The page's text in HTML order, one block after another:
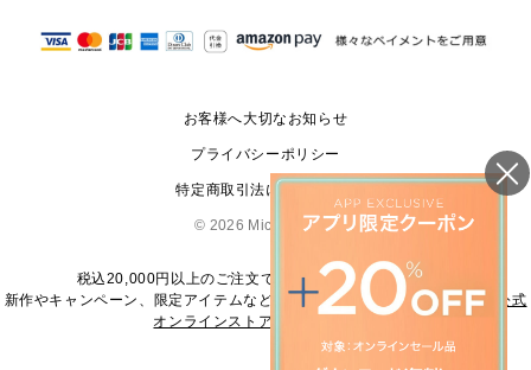
パンプス・フラット
▶ アクセサリー(チャーム・ストラップ・サングラス)
▶ 時計
▶ ジュエリー
サイズ交換はできますか？
会社概要
お客様へ大切なお知らせ
プライバシーポリシー
特定商取引法に基づく表記
© 2026 Michael Kors
税込20,000円以上のご注文で送料無料にてお届けします
新作やキャンペーン、限定アイテムなどの最新情報は、 マイケル・コース公式
オンラインストア